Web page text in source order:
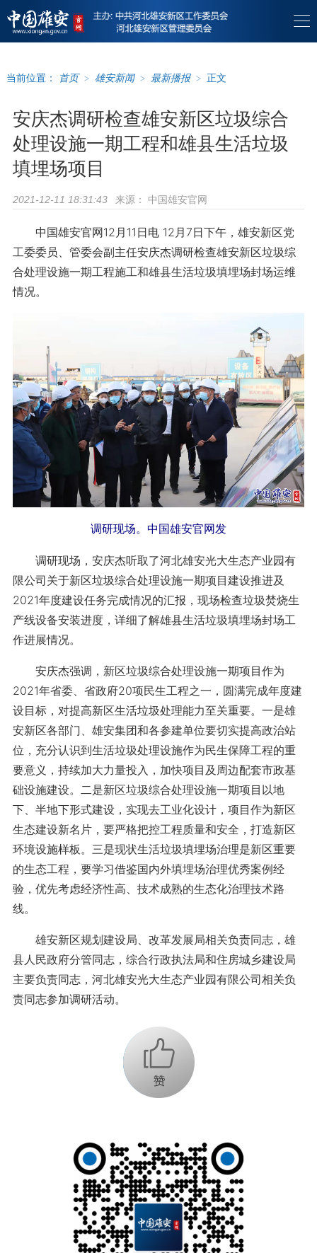
当前位置： 首页 > 雄安新闻 > 最新播报 > 正文
安庆杰调研检查雄安新区垃圾综合
处理设施一期工程和雄县生活垃圾
填埋场项目
2021-12-11 18:31:43 来源： 中国雄安官网
中国雄安官网12月11日电 12月7日下午，雄安新区党
工委委员、管委会副主任安庆杰调研检查雄安新区垃圾综
合处理设施一期工程施工和雄县生活垃圾填埋场封场运维
情况。
调研现场。中国雄安官网发
调研现场，安庆杰听取了河北雄安光大生态产业园有
限公司关于新区垃圾综合处理设施一期项目建设推进及
2021年度建设任务完成情况的汇报，现场检查垃圾焚烧生
产线设备安装进度，详细了解雄县生活垃圾填埋场封场工
作进展情况。
安庆杰强调，新区垃圾综合处理设施一期项目作为
2021年省委、省政府20项民生工程之一，圆满完成年度建
设目标，对提高新区生活垃圾处理能力至关重要。一是雄
安新区各部门、雄安集团和各参建单位要切实提高政治站
位，充分认识到生活垃圾处理设施作为民生保障工程的重
要意义，持续加大力量投入，加快项目及周边配套市政基
础设施建设。二是新区垃圾综合处理设施一期项目以地
下、半地下形式建设，实现去工业化设计，项目作为新区
生态建设新名片，要严格把控工程质量和安全，打造新区
环境设施样板。三是现状生活垃圾填埋场治理是新区重要
的生态工程，要学习借鉴国内外填埋场治理优秀案例经
验，优先考虑经济性高、技术成熟的生态化治理技术路
线。
雄安新区规划建设局、改革发展局相关负责同志，雄
县人民政府分管同志，综合行政执法局和住房城乡建设局
主要负责同志，河北雄安光大生态产业园有限公司相关负
责同志参加调研活动。
+1